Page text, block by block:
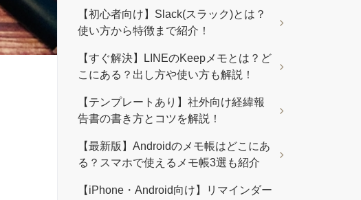
【初心者向け】Slack(スラック)とは？
使い方から特徴まで紹介！
【すぐ解決】LINEのKeepメモとは？ど
こにある？出し方や使い方も解説！
【テンプレートあり】社外向け経緯報
告書の書き方とコツを解説！
【最新版】Androidのメモ帳はどこにあ
る？スマホで使えるメモ帳3選も紹介
【iPhone・Android向け】リマインダー